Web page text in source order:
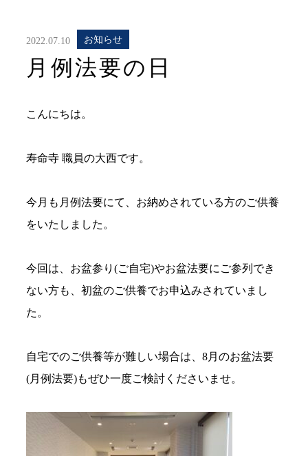
2022.07.10 お知らせ
月例法要の日
こんにちは。
寿命寺 職員の大西です。
今月も月例法要にて、お納めされている方のご供養
をいたしました。
今回は、お盆参り(ご自宅)やお盆法要にご参列でき
ない方も、初盆のご供養でお申込みされていまし
た。
自宅でのご供養等が難しい場合は、8月のお盆法要
(月例法要)もぜひ一度ご検討くださいませ。